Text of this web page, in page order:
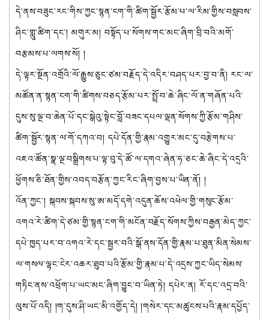
དེ་ནས་བཟུང་རང་གིས་ཀྱང་སྙན་ངག་གི་ཚིག་སྦྱོར་རྩོམ་པ་ལ་རིམ་གྱིས་བསླབས་
ཤིང་གླུ་ཚིག་དང་། མགུར་མ། བསྟོད་པ་སོགས་གང་མང་ཞིག་བྲི་བའི་མགོ་
བརྩམས་པ་ལགས་སོ། །
དེ་ལྟར་སྔོན་འགྲོའི་ལོ་རྒྱུས་ཅུང་ཙམ་བརྗོད་དེ་འདིར་བཤད་པར་བྱ་བ་ནི། རང་ལ་
མཚོན་ན་སྙན་ངག་གི་ཚིགས་བཅད་རྩོམ་པར་སྤྲོ་བ་ཆེ་ཞིང་ལོ་ན་གཞོན་པའི་
དུས་སུ་ལྔ་བ་ཆེན་པོ་དང་སྒེའུ་སྟེང་བློ་བཟང་དཔལ་ལྡན་སོགས་ཀྱི་རྩོམ་གཤིས་
ཚིག་སྦྱོར་སྙན་ལ་གོ་དཀའ་བ། དཔེ་དོན་གྱི་རྣམ་འགྱུར་མང་དུ་བརྩེགས་པ་
འཇའ་ཚོན་སྣ་ལྔ་བསྒྲིགས་པ་ལྟ་བུ་དེ་ཚོ་ལ་དགའ་ཞེན་ཧ་ཅང་ཆེ་ཞིང་དེ་འདྲའི་
ཕྱོགས་ཅི་ཐོན་གྱིས་འབད་བརྩོན་ཀྱང་རིང་ཞིག་བྱས་པ་ཡིན་ནོ། །
འོན་ཀྱང་། སྐབས་སྐབས་སུ་ཨ་མདོ་དགེ་འདུན་ཆོས་འཕེལ་གྱི་གསུང་རྩོམ་
འགའ་རེ་ཚིག་དེ་ཙམ་གྱི་སྙན་ངག་གི་མངོན་བརྗོད་སོགས་ཀྱིས་བརྒྱན་མེད་ཀྱང་
དཔེ་ཁྱད་པར་བ་འགའ་རེ་དང་སྦྱར་བའི་སྒོ་ནས་དོན་གྱི་རྣམ་པ་ཐུན་མིན་སེམས་
ལ་གསལ་ལྷང་ངེར་འཆར་ཐུབ་པའི་རྩོམ་གྱི་རྣམ་པ་དེ་འདྲས་ཀྱང་ཡིད་སེམས་
གཏིང་ནས་འཕྲོག་པ་ཡང་མང་ཞིག་བྱུང་བ་ཡིན་ཏེ། དཔེར་ན། རོ་དང་འདྲ་བའི་
ལུས་པོ་འདི། །ག་དུས་ཤི་ཡང་མི་འགྱོད་དེ། །གསེར་དང་མཚུངས་པའི་རྣམ་དཔྱོད་